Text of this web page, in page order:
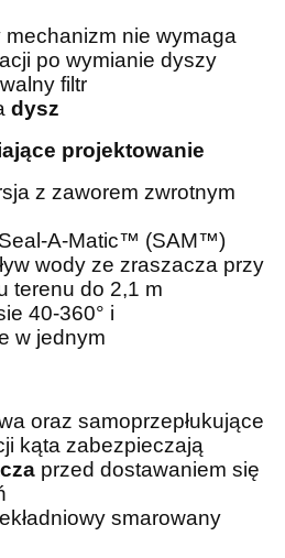
nie wymaga
po wymianie dyszy
filtr
dysz
projektowanie
z zaworem zwrotnym
A-Matic™ (SAM™)
wody ze zraszacza przy
terenu do 2,1 m
40-360° i
w jednym
oraz samoprzepłukujące
kąta zabezpieczają
przed dostawaniem się
smarowany